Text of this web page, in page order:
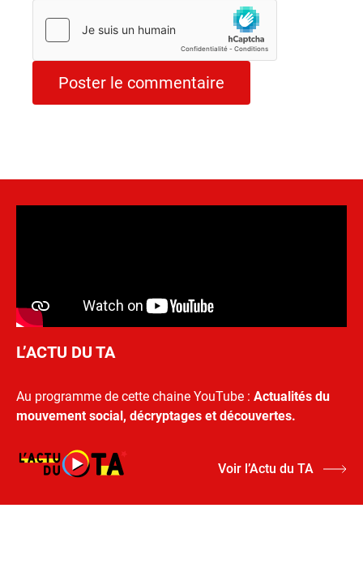
L’ACTU DU TA
Au programme de cette chaine YouTube : Actualités du
mouvement social, décryptages et découvertes.
Voir l’Actu du TA